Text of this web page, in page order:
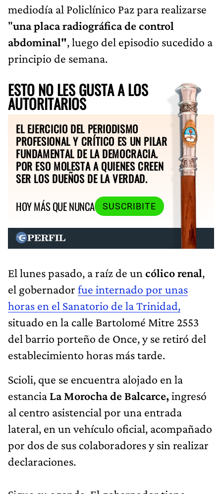
mediodía al Policlínico Paz para realizarse
"una placa radiográfica de control
abdominal", luego del episodio sucedido a
principio de semana.
ESTO NO LES GUSTA A LOS
AUTORITARIOS
EL EJERCICIO DEL PERIODISMO
PROFESIONAL Y CRÍTICO ES UN PILAR
FUNDAMENTAL DE LA DEMOCRACIA.
POR ESO MOLESTA A QUIENES CREEN
SER LOS DUEÑOS DE LA VERDAD.
HOY MÁS QUE NUNCA
SUSCRIBITE
El lunes pasado, a raíz de un cólico renal,
el gobernador fue internado por unas
horas en el Sanatorio de la Trinidad,
situado en la calle Bartolomé Mitre 2553
del barrio porteño de Once, y se retiró del
establecimiento horas más tarde.
Scioli, que se encuentra alojado en la
estancia La Morocha de Balcarce,ingresó
al centro asistencial por una entrada
lateral, en un vehículo oficial, acompañado
por dos de sus colaboradores y sin realizar
declaraciones.